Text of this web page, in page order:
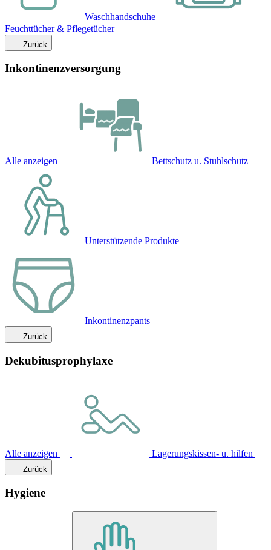
Waschhandschuhe
Feuchttücher & Pflegetücher
Zurück
Inkontinenzversorgung
Alle anzeigen Bettschutz u. Stuhlschutz
Unterstützende Produkte
Inkontinenzpants
Zurück
Dekubitusprophylaxe
Alle anzeigen Lagerungskissen- u. hilfen
Zurück
Hygiene